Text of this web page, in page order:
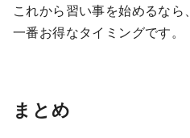
これから習い事を始めるなら、
一番お得なタイミングです。
まとめ